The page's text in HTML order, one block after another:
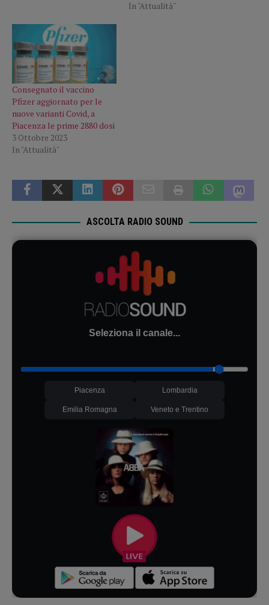
In "Attualità"
Consegnato il vaccino
Pfizer aggiornato per le
nuove varianti Covid, a
Piacenza le prime 2880 dosi
3 Ottobre 2023
In "Attualità"
ASCOLTA RADIO SOUND
Seleziona il canale...
Piacenza Lombardia
Emilia Romagna Veneto e Trentino